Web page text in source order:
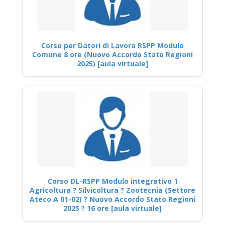
Corso per Datori di Lavoro RSPP Modulo
Comune 8 ore (Nuovo Accordo Stato Regioni
2025) [aula virtuale]
Corso DL-RSPP Modulo integrativo 1
Agricoltura ? Silvicoltura ? Zootecnia (Settore
Ateco A 01-02) ? Nuovo Accordo Stato Regioni
2025 ? 16 ore [aula virtuale]